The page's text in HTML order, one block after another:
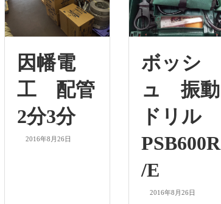
因幡電
工 配管
2分3分
2016年8月26日
ボッシ
ュ 振動
ドリル
PSB600R
/E
2016年8月26日